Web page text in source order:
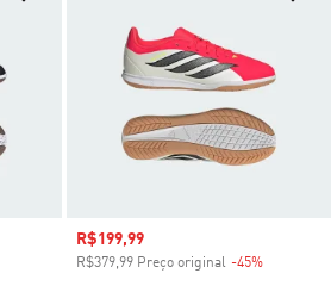
Preço com desconto
R$199,99
R$379,99 Preço original -45%